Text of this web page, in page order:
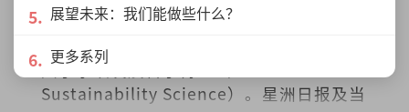
张恒学
在槟城志于学，在香港读经济，日本东京
大学永续发展科学博士（PhD in
Sustainability Science）。星洲日报及当
展望未来：我们能做些什么？
更多系列